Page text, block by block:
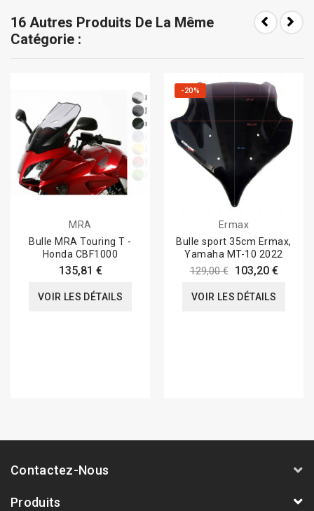
16 Autres Produits De La Même
Catégorie :
MRA
Bulle MRA Touring T -
Honda CBF1000
135,81 €
VOIR LES DÉTAILS
-20%
Ermax
Bulle sport 35cm Ermax,
Yamaha MT-10 2022
129,00 € 103,20 €
VOIR LES DÉTAILS
Contactez-Nous
Produits